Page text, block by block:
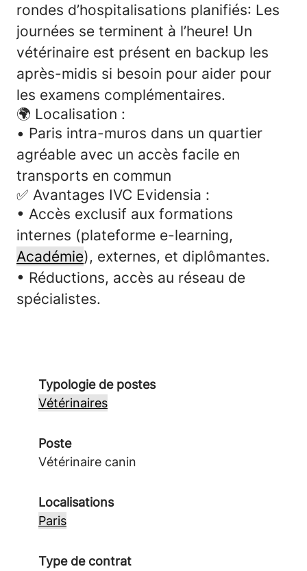
rondes d’hospitalisations planifiés: Les
journées se terminent à l’heure! Un
vétérinaire est présent en backup les
après-midis si besoin pour aider pour
les examens complémentaires.
🌍 Localisation :
• Paris intra-muros dans un quartier
agréable avec un accès facile en
transports en commun
✅ Avantages IVC Evidensia :
• Accès exclusif aux formations
internes (plateforme e-learning,
Académie), externes, et diplômantes.
• Réductions, accès au réseau de
spécialistes.
Typologie de postes
Vétérinaires
Poste
Vétérinaire canin
Localisations
Paris
Type de contrat